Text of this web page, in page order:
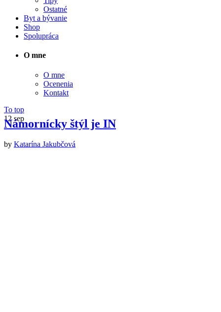
Ostatné
Byt a bývanie
Shop
Spolupráca
O mne
O mne
Ocenenia
Kontakt
To top
12sep
Námornícky štýl je IN
by Katarína Jakubčová